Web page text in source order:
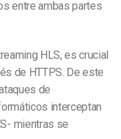
entre ambas partes
HLS, es crucial
de HTTPS. De este
de
interceptan
mientras se